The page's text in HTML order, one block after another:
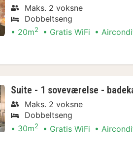
Maks. 2 voksne
Dobbeltseng
20m2 Gratis WiFi
Suite - 1 soveværelse -
Maks. 2 voksne
Dobbeltseng
30m2 Gratis WiFi